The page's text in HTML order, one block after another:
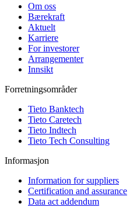
Om oss
Bærekraft
Aktuelt
Karriere
For investorer
Arrangementer
Innsikt
Forretningsområder
Tieto Banktech
Tieto Caretech
Tieto Indtech
Tieto Tech Consulting
Informasjon
Information for suppliers
Certification and assurance
Data act addendum